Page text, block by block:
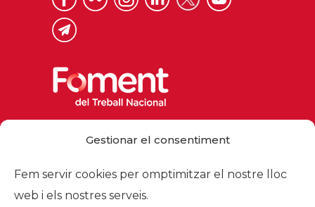
Gestionar el consentiment
Fem servir cookies per omptimitzar el nostre lloc
web i els nostres serveis.
foment@foment.com